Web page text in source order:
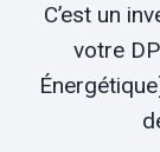
C’est un
votre